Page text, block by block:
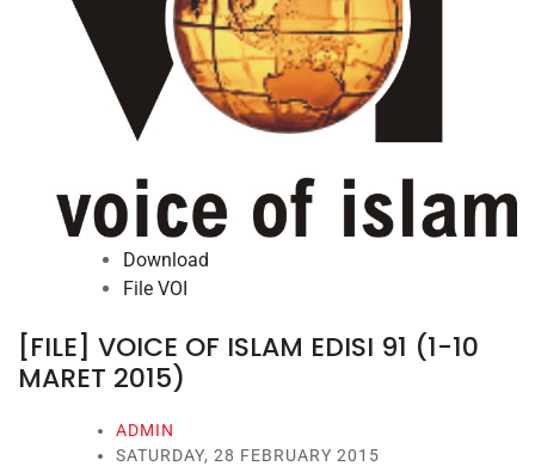
Download
File VOI
[FILE] VOICE OF ISLAM EDISI 91 (1-10
MARET 2015)
ADMIN
SATURDAY, 28 FEBRUARY 2015